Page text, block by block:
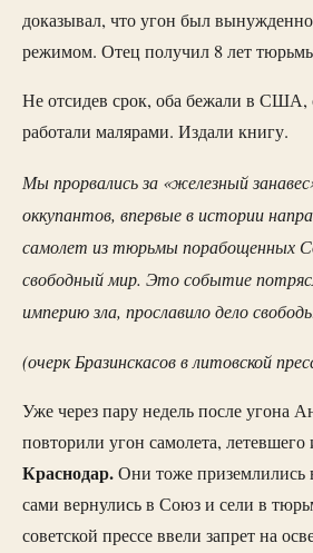
доказывал, что угон был
режимом. Отец получил 8 лет
Не отсидев срок, оба бежали в США,
работали малярами. Издали книгу.
Мы прорвались за «железный
оккупантов, впервые в истории
самолет из тюрьмы порабощенных
свободный мир. Это событие
империю зла, прославило дело
(очерк Бразинскасов в литовской
Уже через пару недель после угона
повторили угон самолета, летевшего
Краснодар.Они тоже
сами вернулись в Союз и сели в
советской прессе ввели запрет на